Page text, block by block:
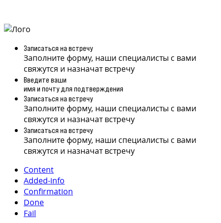
Записаться на встречу
Заполните форму, наши специалисты с вами
свяжутся и назначат встречу
Введите ваши
имя и почту для подтверждения
Записаться на встречу
Заполните форму, наши специалисты с вами
свяжутся и назначат встречу
Записаться на встречу
Заполните форму, наши специалисты с вами
свяжутся и назначат встречу
Content
Added-info
Confirmation
Done
Fail